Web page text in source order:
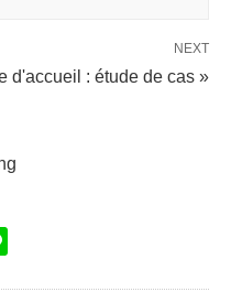
NEXT
d'accueil : étude de cas »